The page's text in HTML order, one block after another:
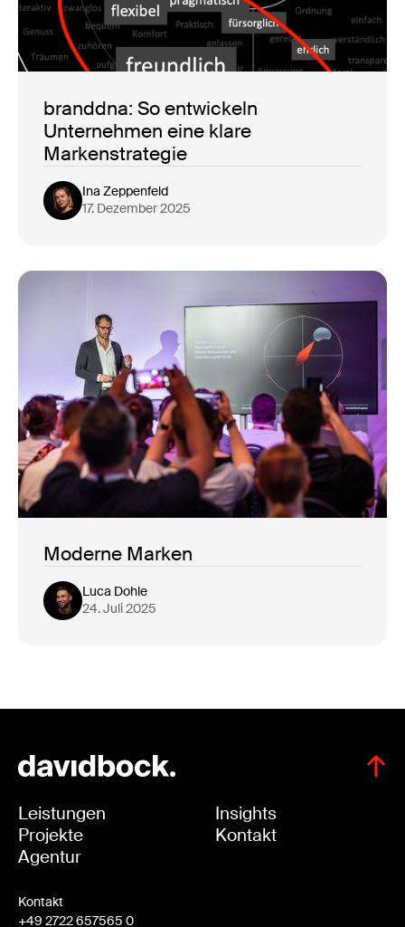
branddna: So entwickeln
Unternehmen eine klare
Markenstrategie
Ina Zeppenfeld
17. Dezember 2025
Moderne Marken
Luca Dohle
24. Juli 2025
Leistungen
Projekte
Agentur
Insights
Kontakt
Kontakt
+49 2722 657565 0